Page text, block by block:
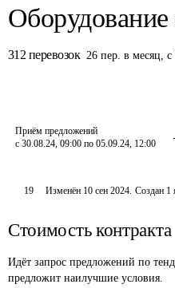
Оборудование
312 перевозок 26 пер. в месяц,с
Приём предложений
с 30.08.24, 09:00 по 05.09.24, 12:00
19 Изменён 10 сен 2024. Создан 1
Стоимость контракта
Идёт запрос предложений по
предложит наилучшие условия.